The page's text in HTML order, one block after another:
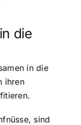
die
in die
ihren
sind